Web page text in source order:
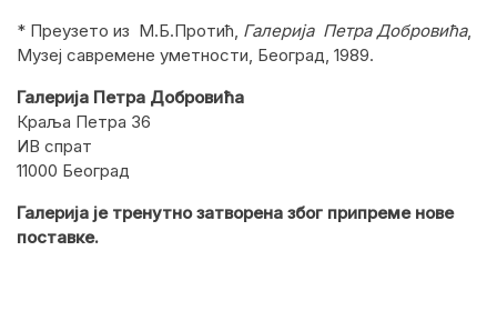
* Преузето из М.Б.Протић, Галерија Петра Добровића,
Музеј савремене уметности, Београд, 1989.
Галерија Петра Добровића
Краља Петра 36
ИВ спрат
11000 Београд
Галерија је тренутно затворена због припреме нове
поставке.